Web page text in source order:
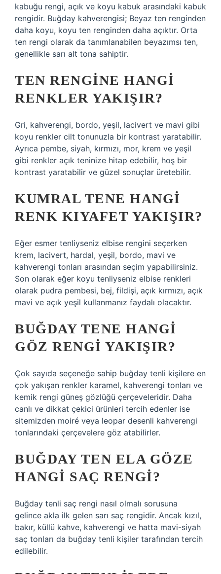
kabuğu rengi, açık ve koyu kabuk arasındaki kabuk
rengidir. Buğday kahverengisi; Beyaz ten renginden
daha koyu, koyu ten renginden daha açıktır. Orta
ten rengi olarak da tanımlanabilen beyazımsı ten,
genellikle sarı alt tona sahiptir.
TEN RENGINE HANGI
RENKLER YAKIŞIR?
Gri, kahverengi, bordo, yeşil, lacivert ve mavi gibi
koyu renkler cilt tonunuzla bir kontrast yaratabilir.
Ayrıca pembe, siyah, kırmızı, mor, krem ​​ve yeşil
gibi renkler açık teninize hitap edebilir, hoş bir
kontrast yaratabilir ve güzel sonuçlar üretebilir.
KUMRAL TENE HANGI
RENK KIYAFET YAKIŞIR?
Eğer esmer tenliyseniz elbise rengini seçerken
krem, lacivert, hardal, yeşil, bordo, mavi ve
kahverengi tonları arasından seçim yapabilirsiniz.
Son olarak eğer koyu tenliyseniz elbise renkleri
olarak pudra pembesi, bej, fildişi, açık kırmızı, açık
mavi ve açık yeşil kullanmanız faydalı olacaktır.
BUĞDAY TENE HANGI
GÖZ RENGI YAKIŞIR?
Çok sayıda seçeneğe sahip buğday tenli kişilere en
çok yakışan renkler karamel, kahverengi tonları ve
kemik rengi güneş gözlüğü çerçeveleridir. Daha
canlı ve dikkat çekici ürünleri tercih edenler ise
sitemizden moiré veya leopar desenli kahverengi
tonlarındaki çerçevelere göz atabilirler.
BUĞDAY TEN ELA GÖZE
HANGI SAÇ RENGI?
Buğday tenli saç rengi nasıl olmalı sorusuna
gelince akla ilk gelen sarı saç rengidir. Ancak kızıl,
bakır, küllü kahve, kahverengi ve hatta mavi-siyah
saç tonları da buğday tenli kişiler tarafından tercih
edilebilir.